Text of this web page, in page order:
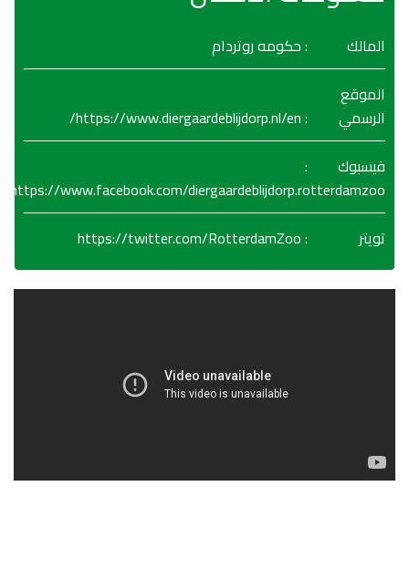
المالك
: حكومه روتردام
الموقع
الرسمي
:
https://www.diergaardeblijdorp.nl/en/
فيسبوك
:
https://www.facebook.com/diergaardeblijdorp.rotterdamzoo
تويتر
:
https://twitter.com/RotterdamZoo